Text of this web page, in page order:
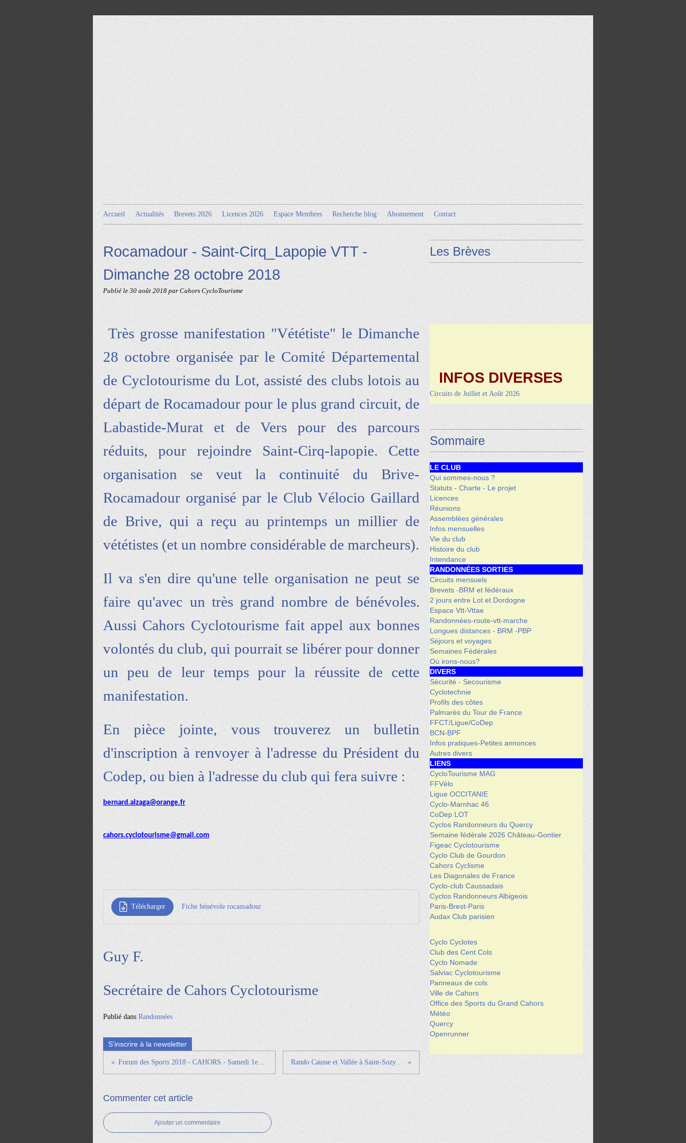
Accueil Actualités Brevets 2026 Licences 2026 Espace Membres Recherche blog Abonnement Contact
Rocamadour - Saint-Cirq_Lapopie VTT -
Dimanche 28 octobre 2018
Publié le30 août 2018 par Cahors CycloTourisme
Très grosse manifestation "Vététiste" le Dimanche
28 octobre organisée par leComité Départemental
de Cyclotourisme du Lot, assisté des clubs lotois au
départ de Rocamadour pour le plus grand circuit, de
Labastide-Murat et de Vers pour des parcours
réduits, pour rejoindre Saint-Cirq-lapopie. Cette
organisation se veut la continuité du Brive-
Rocamadour organisé par le Club Vélocio Gaillard
de Brive, qui a reçu au printemps un millier de
vététistes (et un nombre considérable de marcheurs).
Il va s'en dire qu'une telle organisation ne peut se
faire qu'avec un très grand nombre de bénévoles.
Aussi Cahors Cyclotourisme fait appel aux bonnes
volontés du club, qui pourrait se libérer pour donner
un peu de leur temps pour la réussite de cette
manifestation.
En pièce jointe, vous trouverez un bulletin
d'inscription à renvoyer à l'adresse du Président du
Codep, ou bien à l'adresse du club qui fera suivre :
bernard.alzaga@orange.fr
cahors.cyclotourisme@gmail.com
Télécharger Fiche bénévole rocamadour
Guy F.
Secrétaire de Cahors Cyclotourisme
Publié dans Randonnées
S'inscrire à la newsletter
Forum des Sports 2018 - CAHORS - Samedi 1er Septembre - Stade L. Desprats Rando Causse et Vallée à Saint-Sozy - Dimanche 9 septembre
Commenter cet article
Ajouter un commentaire
Les Brèves
INFOS DIVERSES
Dimanche 9 août : Vayrac (L'Uxel'lotoise)
Vendredi 4 septembre-RANDO/REPASde Montcuq
Sommaire
LE CLUB
Qui sommes-nous ?
Statuts - Charte - Le projet
Licences
Réunions
Assemblées générales
Infos mensuelles
Vie du club
Histoire du club
Intendance
RANDONNÉES SORTIES
Circuits mensuels
Brevets -BRM et fédéraux
2 jours entre Lot et Dordogne
Espace Vtt-Vttae
Randonnées-route-vtt-marche
Longues distances - BRM -PBP
Séjours et voyages
Semaines Fédérales
Où irons-nous?
DIVERS
Sécurité - Secourisme
Cyclotechnie
Profils des côtes
Palmarès du Tour de France
FFCT/Ligue/CoDep
BCN-BPF
Infos pratiques-Petites annonces
Autres divers
LIENS
CycloTourisme MAG
FFVélo
Ligue OCCITANIE
Cyclo-Marnhac 46
CoDep LOT
Cyclos Randonneurs du Quercy
Semaine fédérale 2026 Château-Gontier
Figeac Cyclotourisme
Cyclo Club de Gourdon
Cahors Cyclisme
Les Diagonales de France
Cyclo-club Caussadais
Cyclos Randonneurs Albigeois
Paris-Brest-Paris
Audax Club parisien
Cyclo Cyclotes
Club des Cent Cols
Cyclo Nomade
Salviac Cyclotourisme
Panneaux de cols
Ville de Cahors
Office des Sports du Grand Cahors
Météo
Quercy
Openrunner